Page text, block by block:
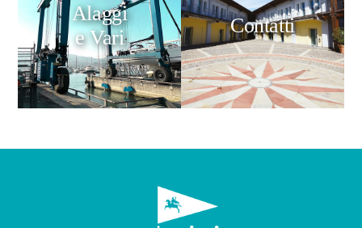
Alaggi
e Vari
Contatti